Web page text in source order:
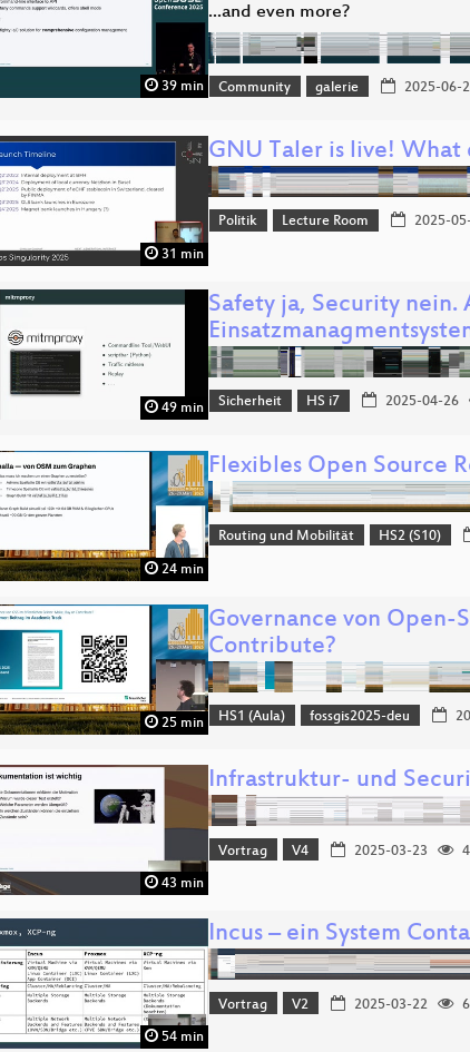
39 min
...and even more?
Community galerie 2025-06-
31 min
GNU Taler is live! What
Politik Lecture Room 2025-
49 min
Safety ja, Security nein.
Sicherheit HS i7 2025-04-26
24 min
Flexibles Open Source
Routing und Mobilität HS2 (S10)
25 min
Governance von
Contribute?
HS1 (Aula) fossgis2025-deu
43 min
Infrastruktur- und
Vortrag V4 2025-03-23
54 min
Incus – ein System
Vortrag V2 2025-03-22